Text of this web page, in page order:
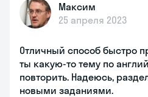
Максим
25 апреля 2023
Отличный способ быстро
ты какую-то тему по
повторить. Надеюсь,
новыми заданиями.